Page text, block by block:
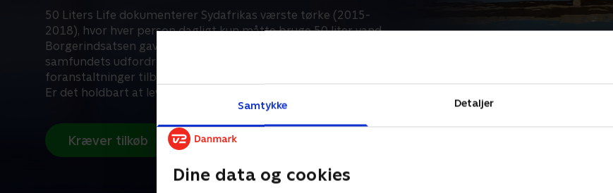
Samtykke Detaljer
Dine data og cookies
50 Liters Life dokumenterer Sydafrikas værste tørke (2015-
2018), hvor hver person dagligt kun måtte bruge 50 liter vand.
Borgerindsatsen gav resultater, men landbrugets og
samfundets udfordringer fortsatte. Kapstadens innovative
foranstaltninger tilbyder globale lektioner om vandbesparelse.
Er det holdbart at leve på 50 liter om dagen?
Kræver tilkøb